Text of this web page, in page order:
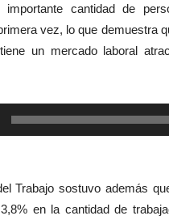
cantidad de
vez, lo que demuestra
un mercado laboral
Trabajo sostuvo además
en la cantidad de